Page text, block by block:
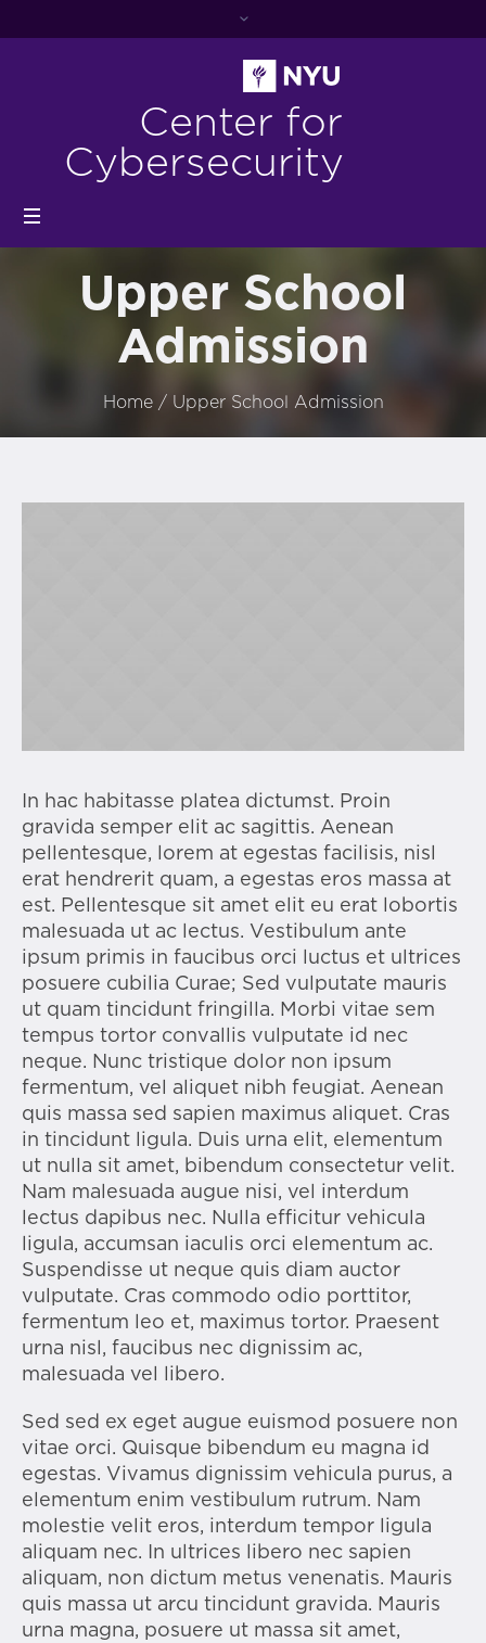
Center for
Cybersecurity
Upper School
Admission
Home / Upper School Admission
In hac habitasse platea dictumst. Proin
gravida semper elit ac sagittis. Aenean
pellentesque, lorem at egestas facilisis, nisl
erat hendrerit quam, a egestas eros massa at
est. Pellentesque sit amet elit eu erat lobortis
malesuada ut ac lectus. Vestibulum ante
ipsum primis in faucibus orci luctus et ultrices
posuere cubilia Curae; Sed vulputate mauris
ut quam tincidunt fringilla. Morbi vitae sem
tempus tortor convallis vulputate id nec
neque. Nunc tristique dolor non ipsum
fermentum, vel aliquet nibh feugiat. Aenean
quis massa sed sapien maximus aliquet. Cras
in tincidunt ligula. Duis urna elit, elementum
ut nulla sit amet, bibendum consectetur velit.
Nam malesuada augue nisi, vel interdum
lectus dapibus nec. Nulla efficitur vehicula
ligula, accumsan iaculis orci elementum ac.
Suspendisse ut neque quis diam auctor
vulputate. Cras commodo odio porttitor,
fermentum leo et, maximus tortor. Praesent
urna nisl, faucibus nec dignissim ac,
malesuada vel libero.
Sed sed ex eget augue euismod posuere non
vitae orci. Quisque bibendum eu magna id
egestas. Vivamus dignissim vehicula purus, a
elementum enim vestibulum rutrum. Nam
molestie velit eros, interdum tempor ligula
aliquam nec. In ultrices libero nec sapien
aliquam, non dictum metus venenatis. Mauris
quis massa ut arcu tincidunt gravida. Mauris
urna magna, posuere ut massa sit amet,